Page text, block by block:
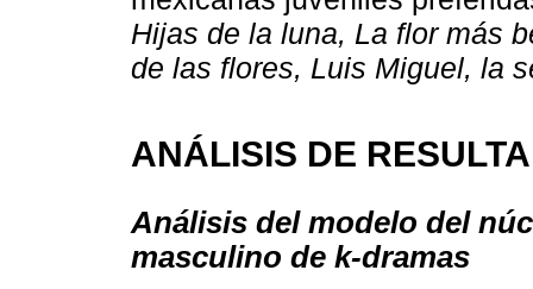
Hijas de la luna, La flor más
de las flores, Luis Miguel, la
ANÁLISIS DE
Análisis del modelo del
masculino de k-dramas